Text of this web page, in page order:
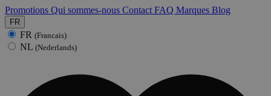
Promotions Qui sommes-nous Contact FAQ Marques Blog
FR
FR (Francais)
NL (Nederlands)